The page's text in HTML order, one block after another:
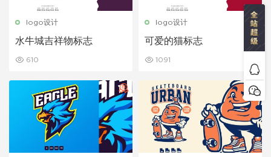
logo设计
水牛城吉祥物标志
610
logo设计
可爱的猫标志
1091